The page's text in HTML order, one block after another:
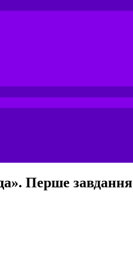
Перше завдання